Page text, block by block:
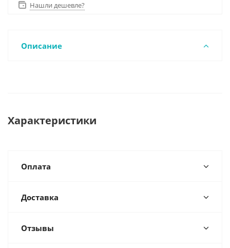
Нашли дешевле?
Описание
Характеристики
Оплата
Доставка
Отзывы